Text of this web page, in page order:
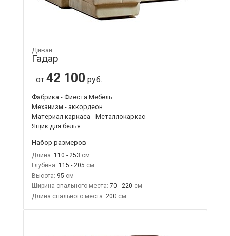
Диван
Гадар
от 42 100 руб.
Фабрика - Фиеста Мебель
Механизм - аккордеон
Материал каркаса - Металлокаркас
Ящик для белья
Набор размеров
Длина: 110 - 253
Глубина: 115 - 205
Высота: 95
Ширина спального места: 70 - 220
Длина спального места: 200